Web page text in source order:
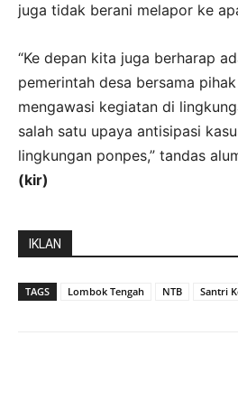
juga tidak berani melapor ke
“Ke depan kita juga berharap
pemerintah desa bersama
mengawasi kegiatan di
salah satu upaya antisipasi
lingkungan ponpes,” tandas
(kir)
IKLAN
TAGS Lombok Tengah NTB Santri